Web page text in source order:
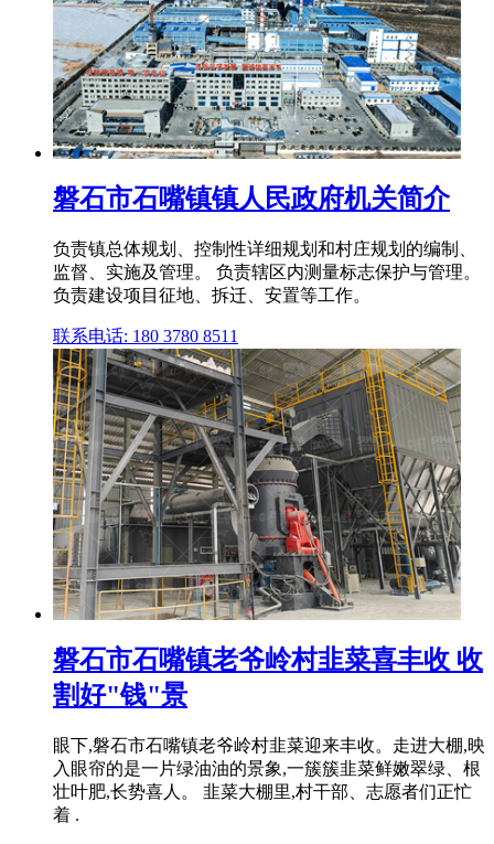
磐石市石嘴镇镇人民政府机关简介
负责镇总体规划、控制性详细规划和村庄规划的编制、
监督、实施及管理。 负责辖区内测量标志保护与管理。
负责建设项目征地、拆迁、安置等工作。
联系电话: 180 3780 8511
磐石市石嘴镇老爷岭村韭菜喜丰收 收
割好"钱"景
眼下,磐石市石嘴镇老爷岭村韭菜迎来丰收。走进大棚,映
入眼帘的是一片绿油油的景象,一簇簇韭菜鲜嫩翠绿、根
壮叶肥,长势喜人。 韭菜大棚里,村干部、志愿者们正忙
着 .